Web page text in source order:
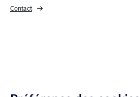
Contact